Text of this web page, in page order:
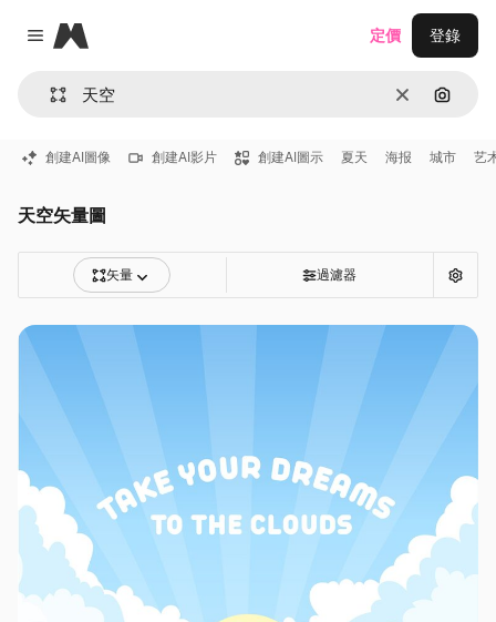
Close menu
Magnific
清除 通過圖
定價 登錄
創建AI圖像 創建AI影片 創建AI圖示 夏天 海报 城市 艺
天空矢量圖
矢量 過濾器